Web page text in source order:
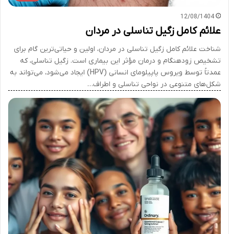
12/08/1404
علائم کامل زگیل تناسلی در مردان
شناخت علائم کامل زگیل تناسلی در مردان، اولین و حیاتی‌ترین گام برای
تشخیص زودهنگام و درمان مؤثر این بیماری است. زگیل تناسلی، که
عمدتاً توسط ویروس پاپیلومای انسانی (HPV) ایجاد می‌شود، می‌تواند به
شکل‌های متنوعی در نواحی تناسلی و اطراف…